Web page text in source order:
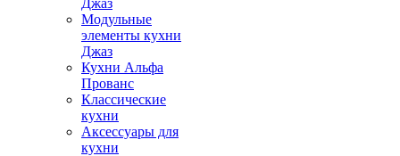
Джаз
Модульные
элементы кухни
Джаз
Кухни Альфа
Прованс
Классические
кухни
Аксессуары для
кухни